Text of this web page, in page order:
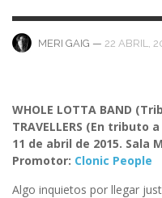
MERI GAIG — 22 ABRIL,
WHOLE LOTTA BAND
TRAVELLERS (En tributo
11 de abril de 2015. Sala
Promotor: Clonic People
Algo inquietos por llegar